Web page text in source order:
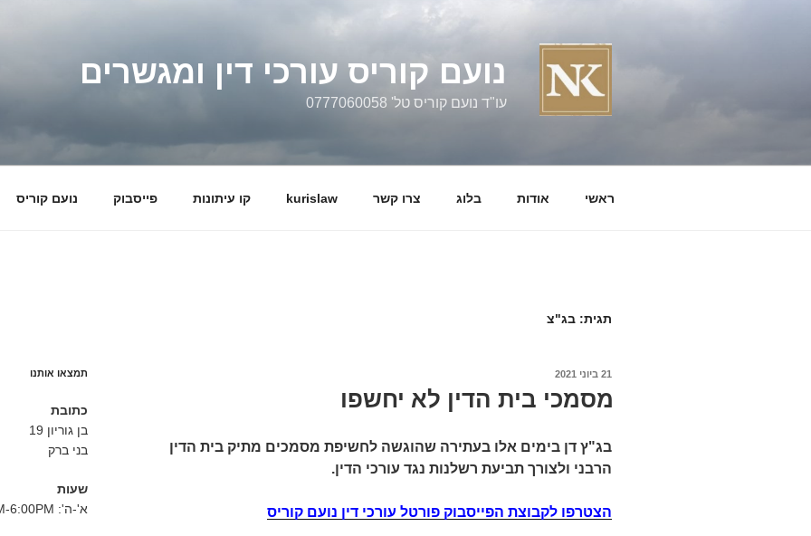
נועם קוריס עורכי דין ומגשרים
עו"ד נועם קוריס טל' 0777060058
ראשי אודות בלוג צרו קשר kurislaw קו עיתונות פייסבוק נועם קוריס
תגית: בג"צ
פורסם
21 ביוני 2021
מסמכי בית הדין לא יחשפו
בג"ץ דן בימים אלו בעתירה שהוגשה לחשיפת מסמכים מתיק בית הדין
הרבני ולצורך תביעת רשלנות נגד עורכי הדין.
הצטרפו לקבוצת הפייסבוק פורטל עורכי דין נועם קוריס
תמצאו אותנו
כתובת
בן גוריון 19
בני ברק
שעות
א'-ה': 8:30AM-6:00PM